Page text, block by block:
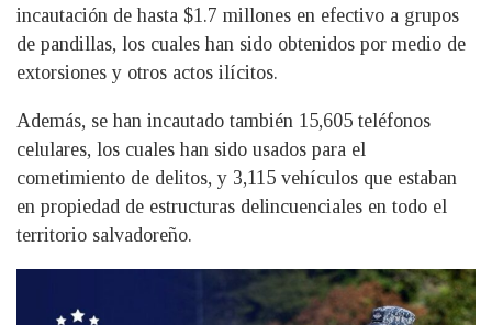
incautación de hasta $1.7 millones en efectivo a grupos
de pandillas, los cuales han sido obtenidos por medio de
extorsiones y otros actos ilícitos.
Además, se han incautado también 15,605 teléfonos
celulares, los cuales han sido usados para el
cometimiento de delitos, y 3,115 vehículos que estaban
en propiedad de estructuras delincuenciales en todo el
territorio salvadoreño.